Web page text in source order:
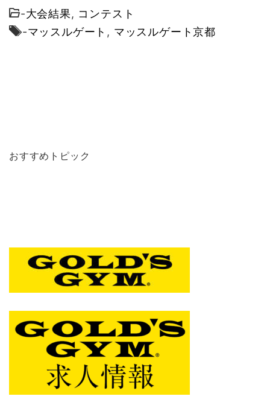
-大会結果, コンテスト
-マッスルゲート , マッスルゲート京都
おすすめトピック